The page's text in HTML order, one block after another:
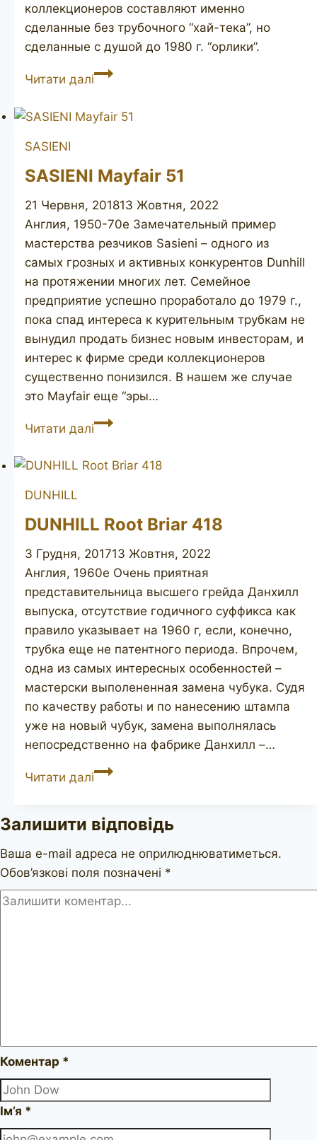
коллекционеров составляют именно
сделанные без трубочного “хай-тека”, но
сделанные с душой до 1980 г. “орлики”.
Читати даліORLIK
L172
SASIENI
SASIENI Mayfair 51
21 Червня, 201813 Жовтня, 2022
Англия, 1950-70е Замечательный пример
мастерства резчиков Sasieni – одного из
самых грозных и активных конкурентов Dunhill
на протяжении многих лет. Семейное
предприятие успешно проработало до 1979 г.,
пока спад интереса к курительным трубкам не
вынудил продать бизнес новым инвесторам, и
интерес к фирме среди коллекционеров
существенно понизился. В нашем же случае
это Mayfair еще “эры…
Читати даліSASIENI
51
DUNHILL
DUNHILL Root Briar 418
3 Грудня, 201713 Жовтня, 2022
Англия, 1960е Очень приятная
представительница высшего грейда Данхилл
выпуска, отсутствие годичного суффикса как
правило указывает на 1960 г, если, конечно,
трубка еще не патентного периода. Впрочем,
одна из самых интересных особенностей –
мастерски выполененная замена чубука. Судя
по качеству работы и по нанесению штампа
уже на новый чубук, замена выполнялась
непосредственно на фабрике Данхилл –…
Читати даліDUNHILL
418
Залишити відповідь
Ваша e-mail адреса не оприлюднюватиметься.
Обов’язкові поля позначені *
Коментар *
Ім’я *